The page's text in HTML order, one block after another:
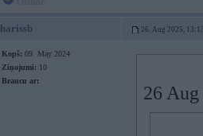
harissb 26. Aug 2025,
Kopš: 09. May 2024
Ziņojumi: 10
Braucu ar:
26